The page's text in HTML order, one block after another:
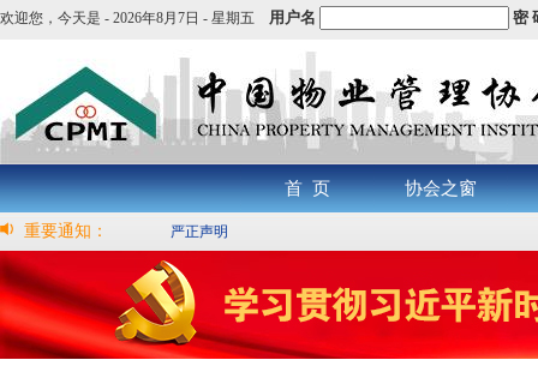
欢迎您， 今天是 - 2026年8月7日 - 星期五 用户名 密
首 页 协会之窗
重要通知： 严正声明